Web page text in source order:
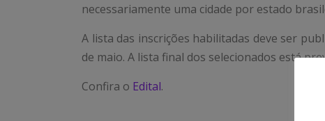
necessariamente uma cidade por estado
A lista das inscrições habilitadas deve ser
de maio. A lista final dos selecionados está
Confira o Edital.